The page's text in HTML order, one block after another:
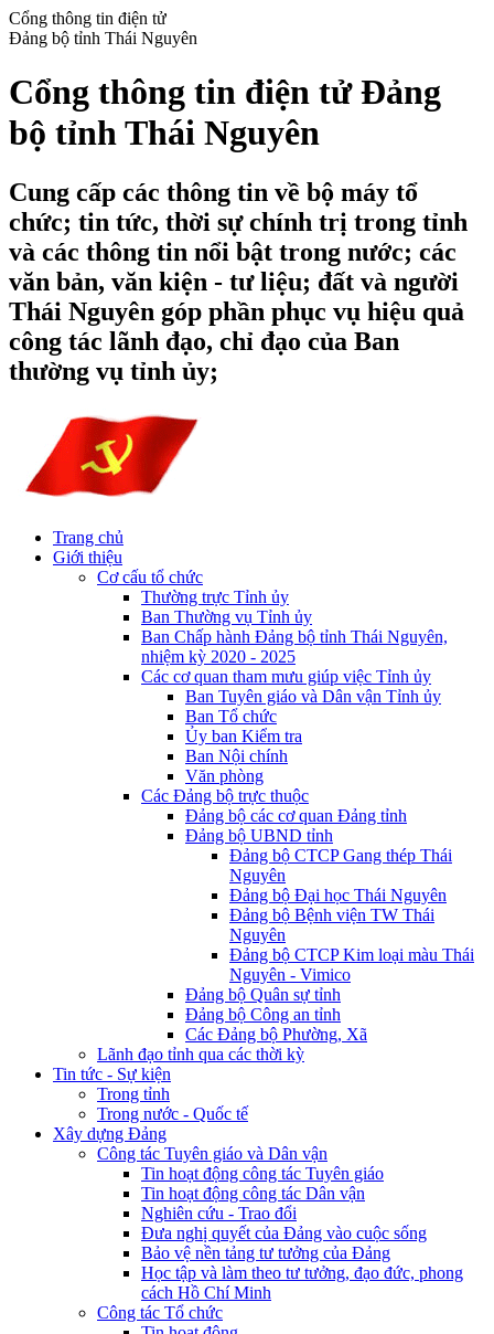
Cổng thông tin điện tử
Đảng bộ tỉnh Thái Nguyên
Cổng thông tin điện tử Đảng
bộ tỉnh Thái Nguyên
Cung cấp các thông tin về bộ máy tổ
chức; tin tức, thời sự chính trị trong tỉnh
và các thông tin nổi bật trong nước; các
văn bản, văn kiện - tư liệu; đất và người
Thái Nguyên góp phần phục vụ hiệu quả
công tác lãnh đạo, chỉ đạo của Ban
thường vụ tỉnh ủy;
Trang chủ
Giới thiệu
Cơ cấu tổ chức
Thường trực Tỉnh ủy
Ban Thường vụ Tỉnh ủy
Ban Chấp hành Đảng bộ tỉnh Thái Nguyên,
nhiệm kỳ 2020 - 2025
Các cơ quan tham mưu giúp việc Tỉnh ủy
Ban Tuyên giáo và Dân vận Tỉnh ủy
Ban Tổ chức
Ủy ban Kiểm tra
Ban Nội chính
Văn phòng
Các Đảng bộ trực thuộc
Đảng bộ các cơ quan Đảng tỉnh
Đảng bộ UBND tỉnh
Đảng bộ CTCP Gang thép Thái
Nguyên
Đảng bộ Đại học Thái Nguyên
Đảng bộ Bệnh viện TW Thái
Nguyên
Đảng bộ CTCP Kim loại màu Thái
Nguyên - Vimico
Đảng bộ Quân sự tỉnh
Đảng bộ Công an tỉnh
Các Đảng bộ Phường, Xã
Lãnh đạo tỉnh qua các thời kỳ
Tin tức - Sự kiện
Trong tỉnh
Trong nước - Quốc tế
Xây dựng Đảng
Công tác Tuyên giáo và Dân vận
Tin hoạt động công tác Tuyên giáo
Tin hoạt động công tác Dân vận
Nghiên cứu - Trao đổi
Đưa nghị quyết của Đảng vào cuộc sống
Bảo vệ nền tảng tư tưởng của Đảng
Học tập và làm theo tư tưởng, đạo đức, phong
cách Hồ Chí Minh
Công tác Tổ chức